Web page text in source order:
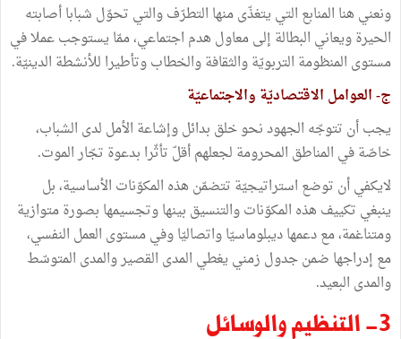
ونعني هنا المنابع التي يتغذّى منها التطرّف والتي تحوّل شبابا أصابته
الحيرة ويعاني البطالة إلى معاول هدم اجتماعي، ممّا يستوجب عملا في
مستوى المنظومة التربويّة والثقافة والخطاب وتأطيرا للأنشطة الدينيّة.
ج- العوامل الاقتصاديّة والاجتماعيّة
يجب أن تتوجّه الجهود نحو خلق بدائل وإشاعة الأمل لدى الشباب،
خاصّة في المناطق المحرومة لجعلهم أقلّ تأثّرا بدعوة تجّار الموت.
لايكفي أن توضع استراتيجيّة تتضمّن هذه المكوّنات الأساسية، بل
ينبغي تكييف هذه المكوّنات والتنسيق بينها وتجسيمها بصورة متوازية
ومتناغمة، مع دعمها ديبلوماسيّا واتصاليّا وفي مستوى العمل النفسي،
مع إدراجها ضمن جدول زمني يغطي المدى القصير والمدى المتوسّط
والمدى البعيد.
3- التنظيم والوسائل